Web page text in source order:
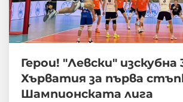
Герои! "Левски" изскубна
Хърватия за първа
Шампионската лига